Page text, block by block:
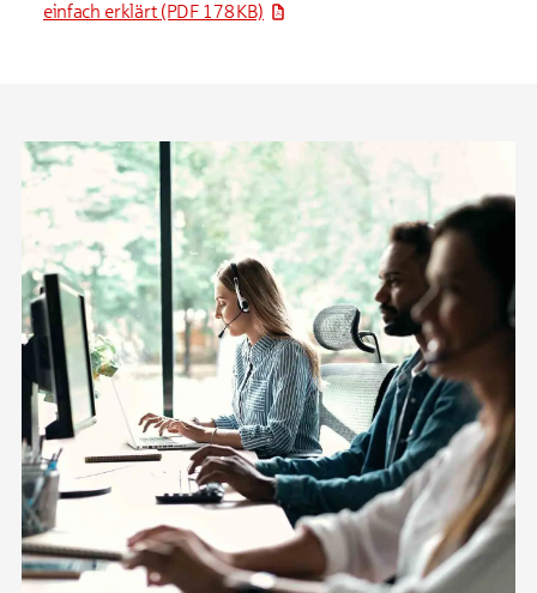
einfach erklärt (PDF 178 KB)